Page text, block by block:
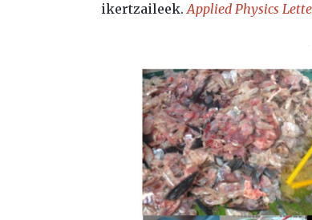
ikertzaileek.Applied Physics